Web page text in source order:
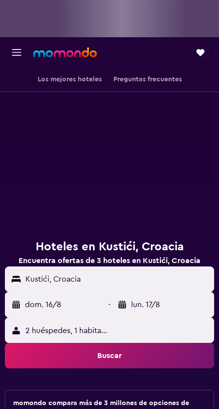
Los mejores hoteles Preguntas frecuentes
Hoteles en Kustići, Croacia
Encuentra ofertas de 3 hoteles en Kustići, Croacia
Kustići, Croacia
dom. 16/8 - lun. 17/8
2 huéspedes, 1 habitación
Buscar
momondo compara más de 3 millones de opciones de